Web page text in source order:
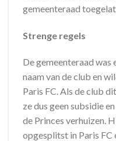
gemeenteraad
Strenge regels
De gemeenteraad
naam van de club en
Paris FC. Als de club
ze dus geen subsidie
de Princes verhuizen.
opgesplitst in Paris FC